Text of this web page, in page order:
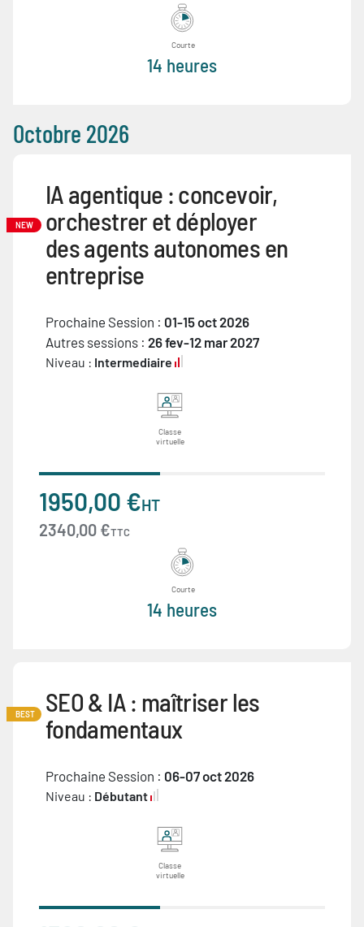
Courte
14 heures
Octobre 2026
NEW
IA agentique : concevoir,
orchestrer et déployer
des agents autonomes en
entreprise
Prochaine Session : 01-15 oct 2026
Autres sessions : 26 fev-12 mar 2027
Niveau : Intermediaire
Classe
virtuelle
1950,00 €HT
2340,00 €TTC
Courte
14 heures
BEST
SEO & IA : maîtriser les
fondamentaux
Prochaine Session : 06-07 oct 2026
Niveau : Débutant
Classe
virtuelle